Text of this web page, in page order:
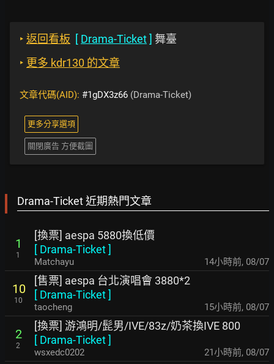
‣ 返回看板 [ Drama-Ticket] 舞臺
‣ 更多 kdr130 的文章
文章代碼(AID): #1gDX3z66 (Drama-Ticket)
更多分享選項
關閉廣告 方便截圖
Drama-Ticket 近期熱門文章
1
1
[換票] aespa 5880換低價
[ Drama-Ticket]
Matchayu 14小時前, 08/07
10
10
[售票] aespa 台北演唱會 3880*2
[ Drama-Ticket]
taocheng 15小時前, 08/07
2
2
[換票] 游鴻明/髭男/IVE/83z/奶茶換IVE 800
[ Drama-Ticket]
wsxedc0202 21小時前, 08/07